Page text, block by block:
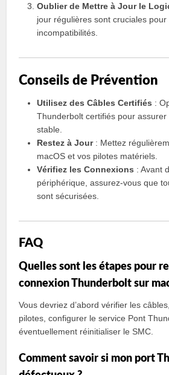
Oublier de Mettre à Jour le
jour régulières sont cruciales pour
incompatibilités.
Conseils de Prévention
Utilisez des Câbles Certifiés :
Thunderbolt certifiés pour assurer
stable.
Restez à Jour: Mettez
macOS et vos pilotes matériels.
Vérifiez les Connexions : Avant
périphérique, assurez-vous que
sont sécurisées.
FAQ
Quelles sont les étapes pour
connexion Thunderbolt sur
Vous devriez d’abord vérifier les
pilotes, configurer le service Pont
éventuellement réinitialiser le SMC.
Comment savoir si mon port